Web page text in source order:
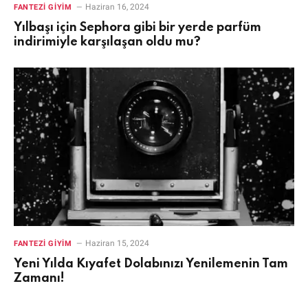
FANTEZI GIYIM Haziran 16, 2024
Yılbaşı için Sephora gibi bir yerde parfüm
indirimiyle karşılaşan oldu mu?
FANTEZI GIYIM Haziran 15, 2024
Yeni Yılda Kıyafet Dolabınızı Yenilemenin Tam
Zamanı!